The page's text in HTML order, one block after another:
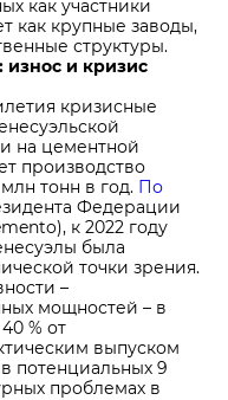
как участники
как крупные заводы,
структуры.
и кризис
кризисные
на цементной
производство
тонн в год. По
Федерации
к 2022 году
была
точки зрения.
–
мощностей – в
% от
выпуском
потенциальных 9
проблемах в